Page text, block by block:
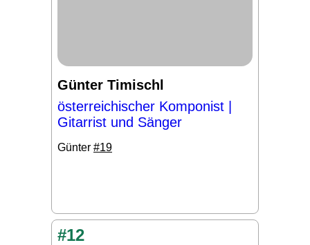
Günter Timischl
österreichischer Komponist |
Gitarrist und Sänger
Günter #19
#12